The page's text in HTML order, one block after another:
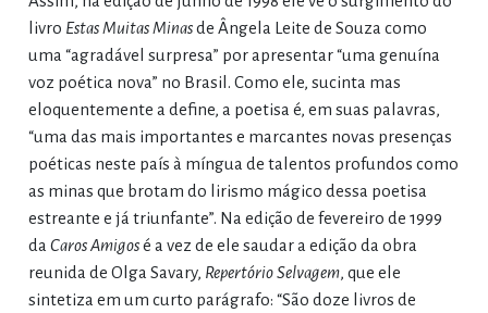
livro Estas Muitas Minasde Ângela Leite de Souza como
uma “agradável surpresa” por apresentar “uma genuína
voz poética nova” no Brasil. Como ele, sucinta mas
eloquentemente a define, a poetisa é, em suas palavras,
“uma das mais importantes e marcantes novas presenças
poéticas neste país à míngua de talentos profundos como
as minas que brotam do lirismo mágico dessa poetisa
estreante e já triunfante”. Na edição de fevereiro de 1999
da Caros Amigosé a vez de ele saudar a edição da obra
reunida de Olga Savary, Repertório Selvagem, que ele
sintetiza em um curto parágrafo: “São doze livros de